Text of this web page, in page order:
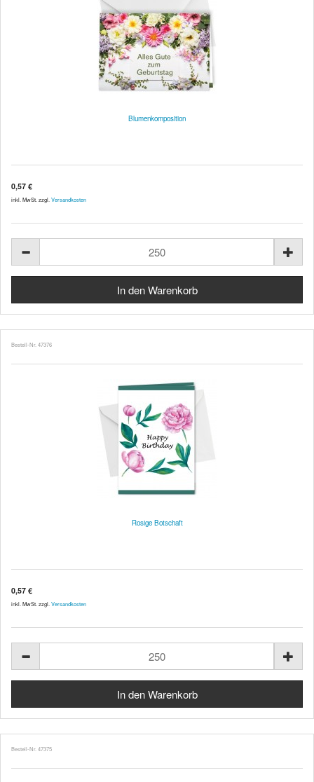
Blumenkomposition
0,57 €
inkl. MwSt. zzgl. Versandkosten
Bestell-Nr. 47376
Rosige Botschaft
0,57 €
inkl. MwSt. zzgl. Versandkosten
Bestell-Nr. 47375